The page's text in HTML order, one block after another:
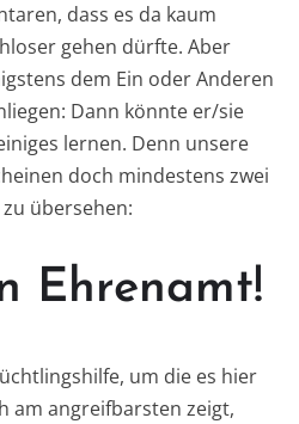
dass es da kaum
gehen dürfte. Aber
dem Ein oder Anderen
Dann könnte er/sie
lernen. Denn unsere
doch mindestens zwei
übersehen:
Ehrenamt!
um die es hier
am angreifbarsten zeigt,